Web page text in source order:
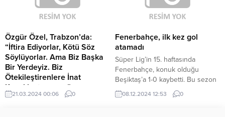
seçimlerinde mevcut başkan
Aycan Çuhadar, partililerin
Saygı duruşu ve İstiklal Marşı’nın
okunması...
Özgür Özel, Trabzon’da:
“İftira Ediyorlar, Kötü Söz
Söylüyorlar. Ama Biz Başka
Bir Yerdeyiz. Biz
Ötekileştirenlere İnat
Kucaklaştırıyoruz”
CHP Genel Başkanı Özgür Özel,
21.03.2024 00:06 0
Fenerbahçe, ilk kez gol
atamadı
Süper Lig’in 15. haftasında
Fenerbahçe, konuk olduğu
Beşiktaş’a 1-0 kaybetti. Bu sezon
çıktığı 13 maçta 36 gol atarak en
golcü takımı olan sarı-lacivertliler,
08.12.2024 12:53 0